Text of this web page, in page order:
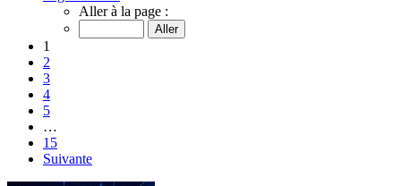
Aller à la page :
1
2
3
4
5
…
15
Suivante